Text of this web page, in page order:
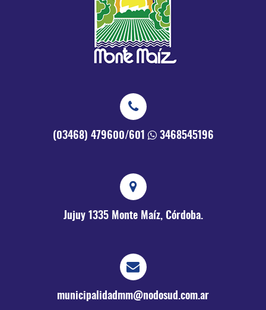
(03468) 479600/601 3468545196
Jujuy 1335 Monte Maíz, Córdoba.
municipalidadmm@nodosud.com.ar